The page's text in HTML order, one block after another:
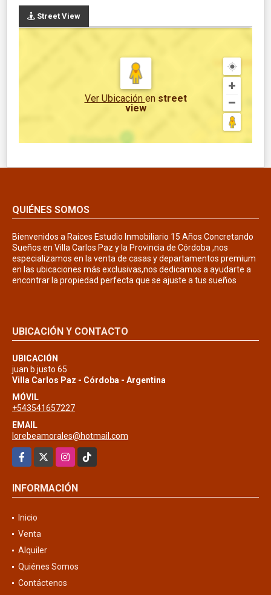
Street View
Ver Ubicación en street
view
QUIÉNES SOMOS
Bienvenidos a Raices Estudio Inmobiliario 15 Años Concretando
Sueños en Villa Carlos Paz y la Provincia de Córdoba ,nos
especializamos en la venta de casas y departamentos premium
en las ubicaciones más exclusivas,nos dedicamos a ayudarte a
encontrar la propiedad perfecta que se ajuste a tus sueños
UBICACIÓN Y CONTACTO
UBICACIÓN
juan b justo 65
Villa Carlos Paz - Córdoba - Argentina
MÓVIL
+543541657227
EMAIL
lorebeamorales@hotmail.com
Facebook
InstagramTikTok
INFORMACIÓN
Inicio
Venta
Alquiler
Quiénes Somos
Contáctenos